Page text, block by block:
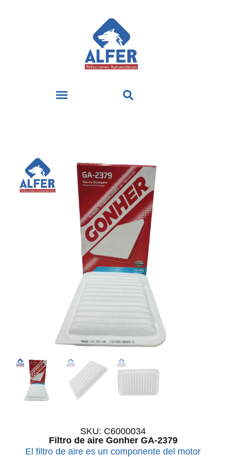
SKU: C6000034
Filtro de aire Gonher GA-2379
El filtro de aire es un componente del motor